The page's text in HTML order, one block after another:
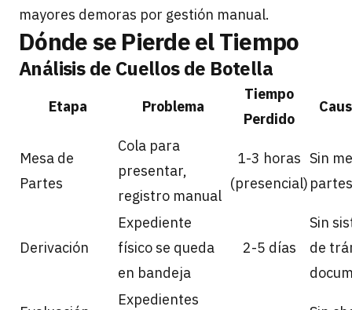
mayores demoras por gestión manual.
Dónde se Pierde el Tiempo
Análisis de Cuellos de Botella
Etapa Problema
Tiempo
Perdido
Mesa de
Partes
Cola para
presentar,
registro manual
1-3 horas
(presencial)
Sin
Derivación
Expediente
físico se queda
en bandeja
2-5 días
Sin
de
Expedientes